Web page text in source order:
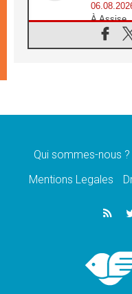
À Assise,
«les
«La visite
Le
Léon XIV
un peuple
Qui sommes-nous ?
Mentions Legales